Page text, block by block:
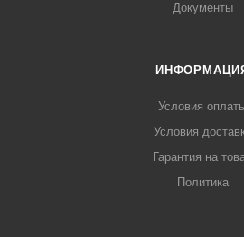
Документы
Условия
Условия
Гарантия на
Политика